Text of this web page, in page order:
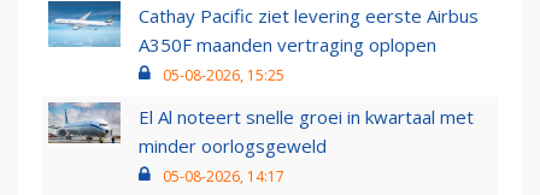
Cathay Pacific ziet levering eerste Airbus
A350F maanden vertraging oplopen
05-08-2026, 15:25
El Al noteert snelle groei in kwartaal met
minder oorlogsgeweld
05-08-2026, 14:17